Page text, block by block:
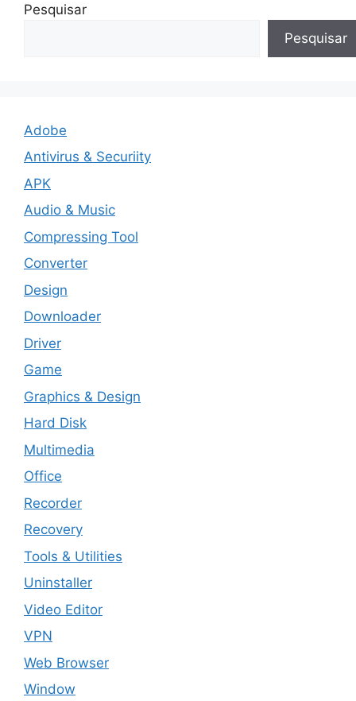
Pesquisar
Pesquisar
Adobe
Antivirus & Securiity
APK
Audio & Music
Compressing Tool
Converter
Design
Downloader
Driver
Game
Graphics & Design
Hard Disk
Multimedia
Office
Recorder
Recovery
Tools & Utilities
Uninstaller
Video Editor
VPN
Web Browser
Window